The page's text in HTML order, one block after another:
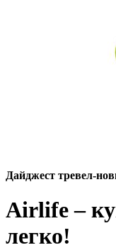
Дайджест тревел-
Airlife –
легко!